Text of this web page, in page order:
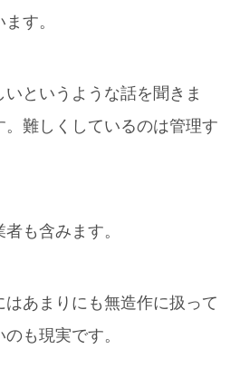
す。
というような話を聞きま
難しくしているのは管理す
も含みます。
あまりにも無造作に扱って
も現実です。